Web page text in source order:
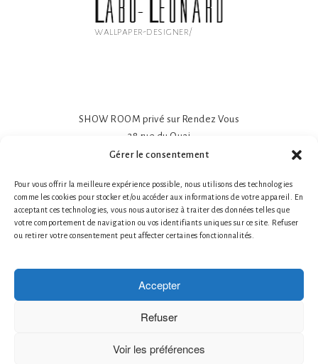
Gérer le consentement
Pour vous offrir la meilleure expérience possible, nous utilisons des technologies
comme les cookies pour stocker et/ou accéder aux informations de votre appareil. En
acceptant ces technologies, vous nous autorisez à traiter des données telles que
votre comportement de navigation ou vos identifiants uniques sur ce site. Refuser
ou retirer votre consentement peut affecter certaines fonctionnalités.
Accepter
Refuser
Voir les préférences
wallpaper-designer/
SHOW ROOM privé sur Rendez Vous
38 rue du Quai
81600 GAILLAC
Impression sur-mesure
Made in France- Made in Tarn
Tél. 1 : +33 (0)6 78 66 87 25 Nathalie Guillot
Tél. 2 : +33 (0)6 87 49 60 20 Bruno Defontaine
Mentions légales|© 2026 LABO-LEONARD
Créateur de papier peint
Création de Fresques Murales Artistiques
Décor Mural Artistique
Décoration Murale Personnalisée